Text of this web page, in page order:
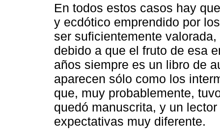
En todos estos casos hay
y ecdótico emprendido por
ser suficientemente
debido a que el fruto de esa
años siempre es un libro de
aparecen sólo como los
que, muy probablemente,
quedó manuscrita, y un
expectativas muy diferente.